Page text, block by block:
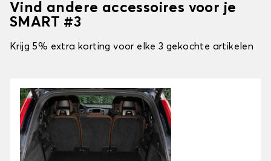
Vind andere accessoires voor je
SMART #3
Krijg 5% extra korting voor elke 3 gekochte artikelen